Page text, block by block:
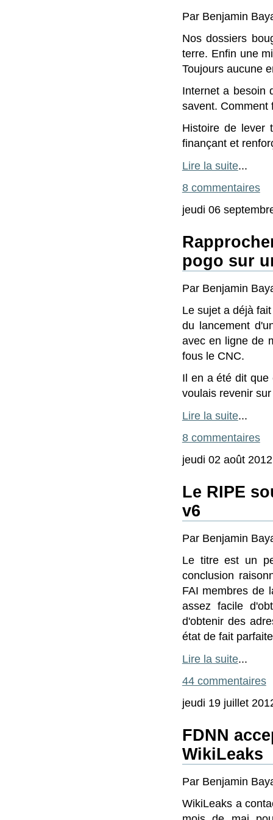
Par Benjamin
Nos dossiers
terre. Enfin une
Toujours aucune
Internet a besoin
savent. Comment
Histoire de lever
finançant et
Lire la suite...
8 commentaires
jeudi 06
pogo sur
Par Benjamin
Le sujet a déjà
du lancement
avec en ligne de
fous le CNC.
Il en a été dit que
voulais revenir
Lire la suite...
8 commentaires
jeudi 02 août 2012
Le RIPE
v6
Par Benjamin
Le titre est un
conclusion
FAI membres de
assez facile
d'obtenir des
état de fait
Lire la suite...
44 commentaires
jeudi 19 juillet
FDNN
WikiLeaks
Par Benjamin
WikiLeaks a